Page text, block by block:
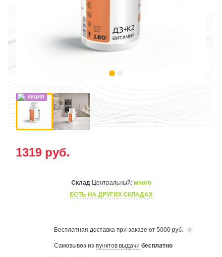
1319 руб.
Склад Центральный: много
ЕСТЬ НА ДРУГИХ СКЛАДАХ
Бесплатная доставка при заказе от 5000 руб.
Самовывоз из пунктов выдачи бесплатно